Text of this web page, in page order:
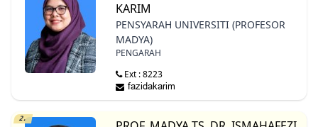
KARIM
PENSYARAH UNIVERSITI (PROFESOR
MADYA)
PENGARAH
Ext : 8223
2.